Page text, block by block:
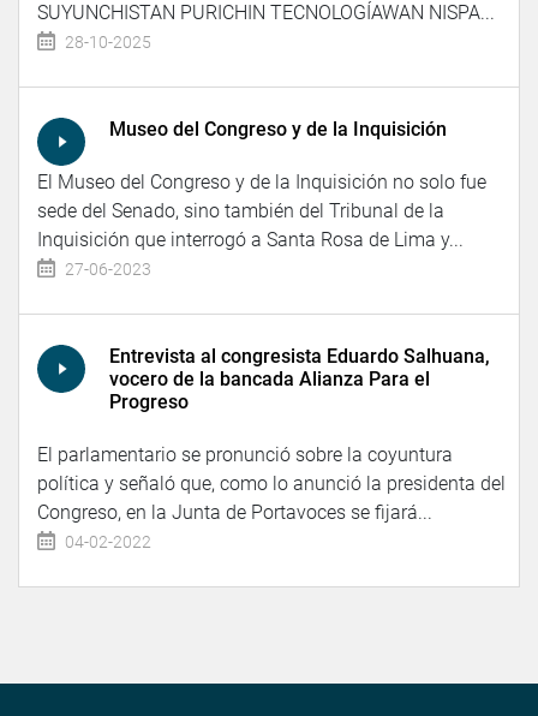
SUYUNCHISTAN PURICHIN TECNOLOGÍAWAN NISPA...
28-10-2025
Museo del Congreso y de la Inquisición
El Museo del Congreso y de la Inquisición no solo fue
sede del Senado, sino también del Tribunal de la
Inquisición que interrogó a Santa Rosa de Lima y...
27-06-2023
Entrevista al congresista Eduardo Salhuana,
vocero de la bancada Alianza Para el
Progreso
El parlamentario se pronunció sobre la coyuntura
política y señaló que, como lo anunció la presidenta del
Congreso, en la Junta de Portavoces se fijará...
04-02-2022